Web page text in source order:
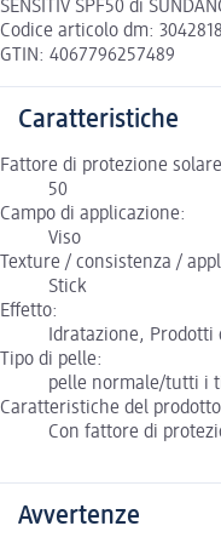
SENSITIV SPF50 di
Codice articolo dm: 3042818
GTIN: 4067796257489
Caratteristiche
Fattore di protezione
50
Campo di applicazione:
Viso
Texture / consistenza /
Stick
Effetto:
Idratazione,
Tipo di pelle:
pelle normale/tutti i
Caratteristiche del
Con fattore di
Avvertenze